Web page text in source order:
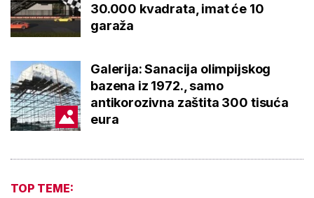
30.000 kvadrata, imat će 10
garaža
Galerija: Sanacija olimpijskog
bazena iz 1972., samo
antikorozivna zaštita 300 tisuća
eura
TOP TEME: